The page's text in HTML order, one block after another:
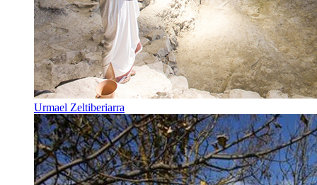
Urmael Zeltiberiarra